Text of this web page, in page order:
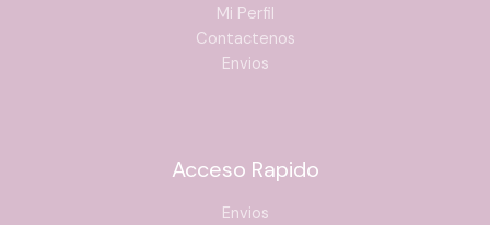
Mi Perfil
Contactenos
Envios
Acceso Rapido
Envios